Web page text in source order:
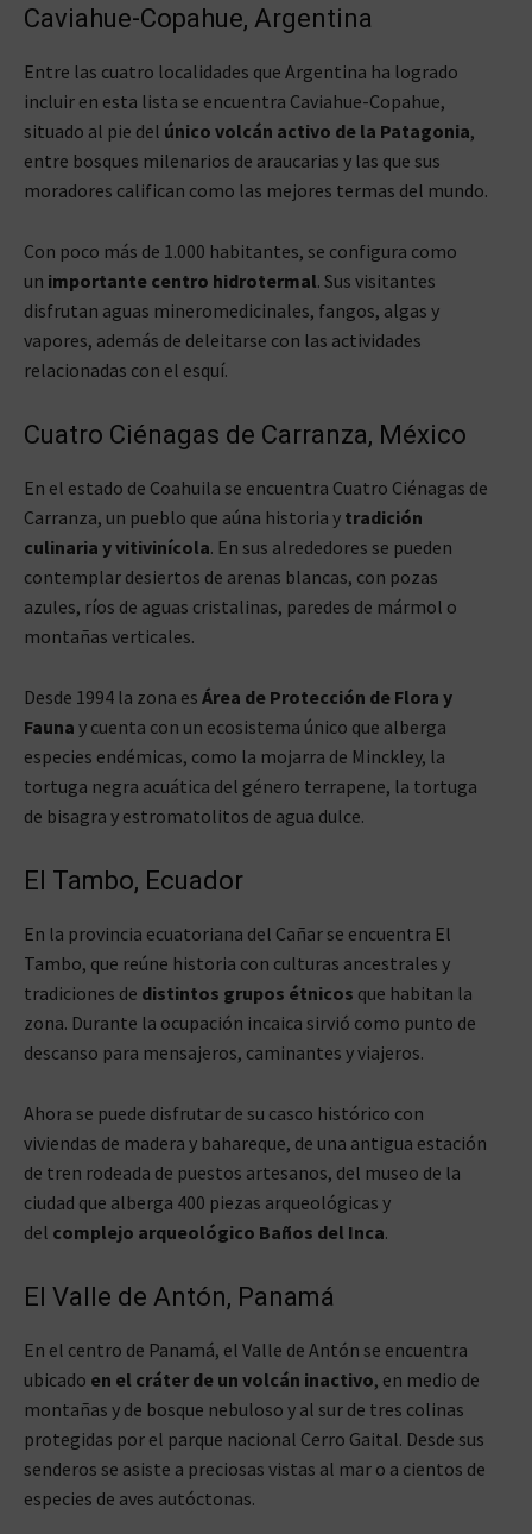
Caviahue-Copahue, Argentina
Entre las cuatro localidades que Argentina ha logrado
incluir en esta lista se encuentra Caviahue-Copahue,
situado al pie del único volcán activo de la Patagonia,
entre bosques milenarios de araucarias y las que sus
moradores califican como las mejores termas del mundo.
Con poco más de 1.000 habitantes, se configura como
un importante centro hidrotermal. Sus visitantes
disfrutan aguas mineromedicinales, fangos, algas y
vapores, además de deleitarse con las actividades
relacionadas con el esquí.
Cuatro Ciénagas de Carranza, México
En el estado de Coahuila se encuentra Cuatro Ciénagas de
Carranza, un pueblo que aúna historia y tradición
culinaria y vitivinícola. En sus alrededores se pueden
contemplar desiertos de arenas blancas, con pozas
azules, ríos de aguas cristalinas, paredes de mármol o
montañas verticales.
Desde 1994 la zona es Área de Protección de Flora y
Fauna y cuenta con un ecosistema único que alberga
especies endémicas, como la mojarra de Minckley, la
tortuga negra acuática del género terrapene, la tortuga
de bisagra y estromatolitos de agua dulce.
El Tambo, Ecuador
En la provincia ecuatoriana del Cañar se encuentra El
Tambo, que reúne historia con culturas ancestrales y
tradiciones de distintos grupos étnicos que habitan la
zona. Durante la ocupación incaica sirvió como punto de
descanso para mensajeros, caminantes y viajeros.
Ahora se puede disfrutar de su casco histórico con
viviendas de madera y bahareque, de una antigua estación
de tren rodeada de puestos artesanos, del museo de la
ciudad que alberga 400 piezas arqueológicas y
del complejo arqueológico Baños del Inca.
El Valle de Antón, Panamá
En el centro de Panamá, el Valle de Antón se encuentra
ubicado en el cráter de un volcán inactivo, en medio de
montañas y de bosque nebuloso y al sur de tres colinas
protegidas por el parque nacional Cerro Gaital. Desde sus
senderos se asiste a preciosas vistas al mar o a cientos de
especies de aves autóctonas.